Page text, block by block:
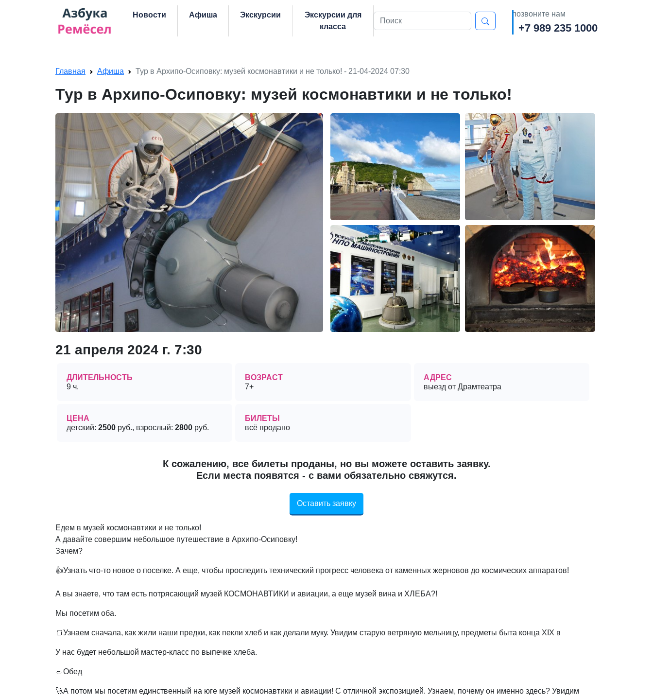
Новости
Афиша Экскурсии
Экскурсии для
класса
Поиск позвоните нам
+7 989 235 1000
Главная Афиша Тур в Архипо-Осиповку: музей космонавтики и не только! - 21-04-2024 07:30
Тур в Архипо-Осиповку: музей космонавтики и не только!
21 апреля 2024 г. 7:30
ДЛИТЕЛЬНОСТЬ
9 ч.
ВОЗРАСТ
7+
АДРЕС
выезд от Драмтеатра
ЦЕНА
детский: 2500 руб., взрослый: 2800 руб.
БИЛЕТЫ
всё продано
К сожалению, все билеты проданы, но вы можете оставить заявку.
Если места появятся - с вами обязательно свяжутся.
Оставить заявку
Едем в музей космонавтики и не только!
А давайте совершим небольшое путешествие в Архипо-Осиповку!
Зачем?
👍Узнать что-то новое о поселке. А еще, чтобы проследить технический прогресс человека от каменных жерновов до космических аппаратов!
А вы знаете, что там есть потрясающий музей КОСМОНАВТИКИ и авиации, а еще музей вина и ХЛЕБА?!
Мы посетим оба.
🍞Узнаем сначала, как жили наши предки, как пекли хлеб и как делали муку. Увидим старую ветряную мельницу, предметы быта конца XIX в
У нас будет небольшой мастер-класс по выпечке хлеба.
🥗Обед
🚀А потом мы посетим единственный на юге музей космонавтики и авиации! С отличной экспозицией. Узнаем, почему он именно здесь? Увидим